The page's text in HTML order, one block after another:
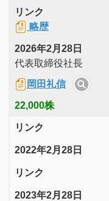
リンク
略歴
2026年2月28日
代表取締役社長
岡田礼信
22,000株
リンク
2022年2月28日
リンク
2023年2月28日